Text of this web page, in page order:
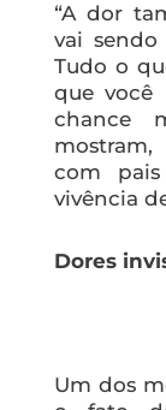
“A dor
vai
Tudo o
que você
chance
com
vivência
Dores
Um dos